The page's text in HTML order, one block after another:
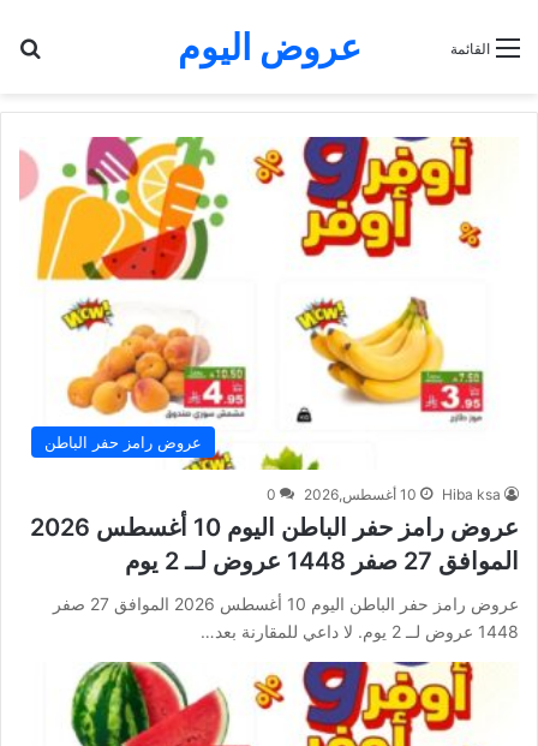
عروض اليوم القائمة
عروض رامز حفر الباطن
Hiba ksa 10 أغسطس,2026 0
عروض رامز حفر الباطن اليوم 10 أغسطس 2026
الموافق 27 صفر 1448 عروض لــ 2 يوم
عروض رامز حفر الباطن اليوم 10 أغسطس 2026 الموافق 27 صفر
1448 عروض لــ 2 يوم. لا داعي للمقارنة بعد…